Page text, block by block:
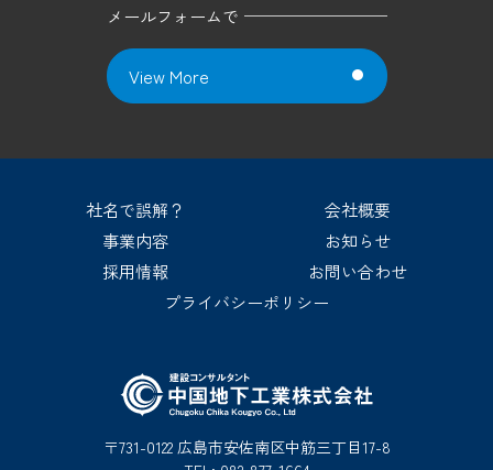
メールフォームで
View More
社名で誤解？
会社概要
事業内容
お知らせ
採用情報
お問い合わせ
プライバシーポリシー
〒731-0122 広島市安佐南区中筋三丁目17-8